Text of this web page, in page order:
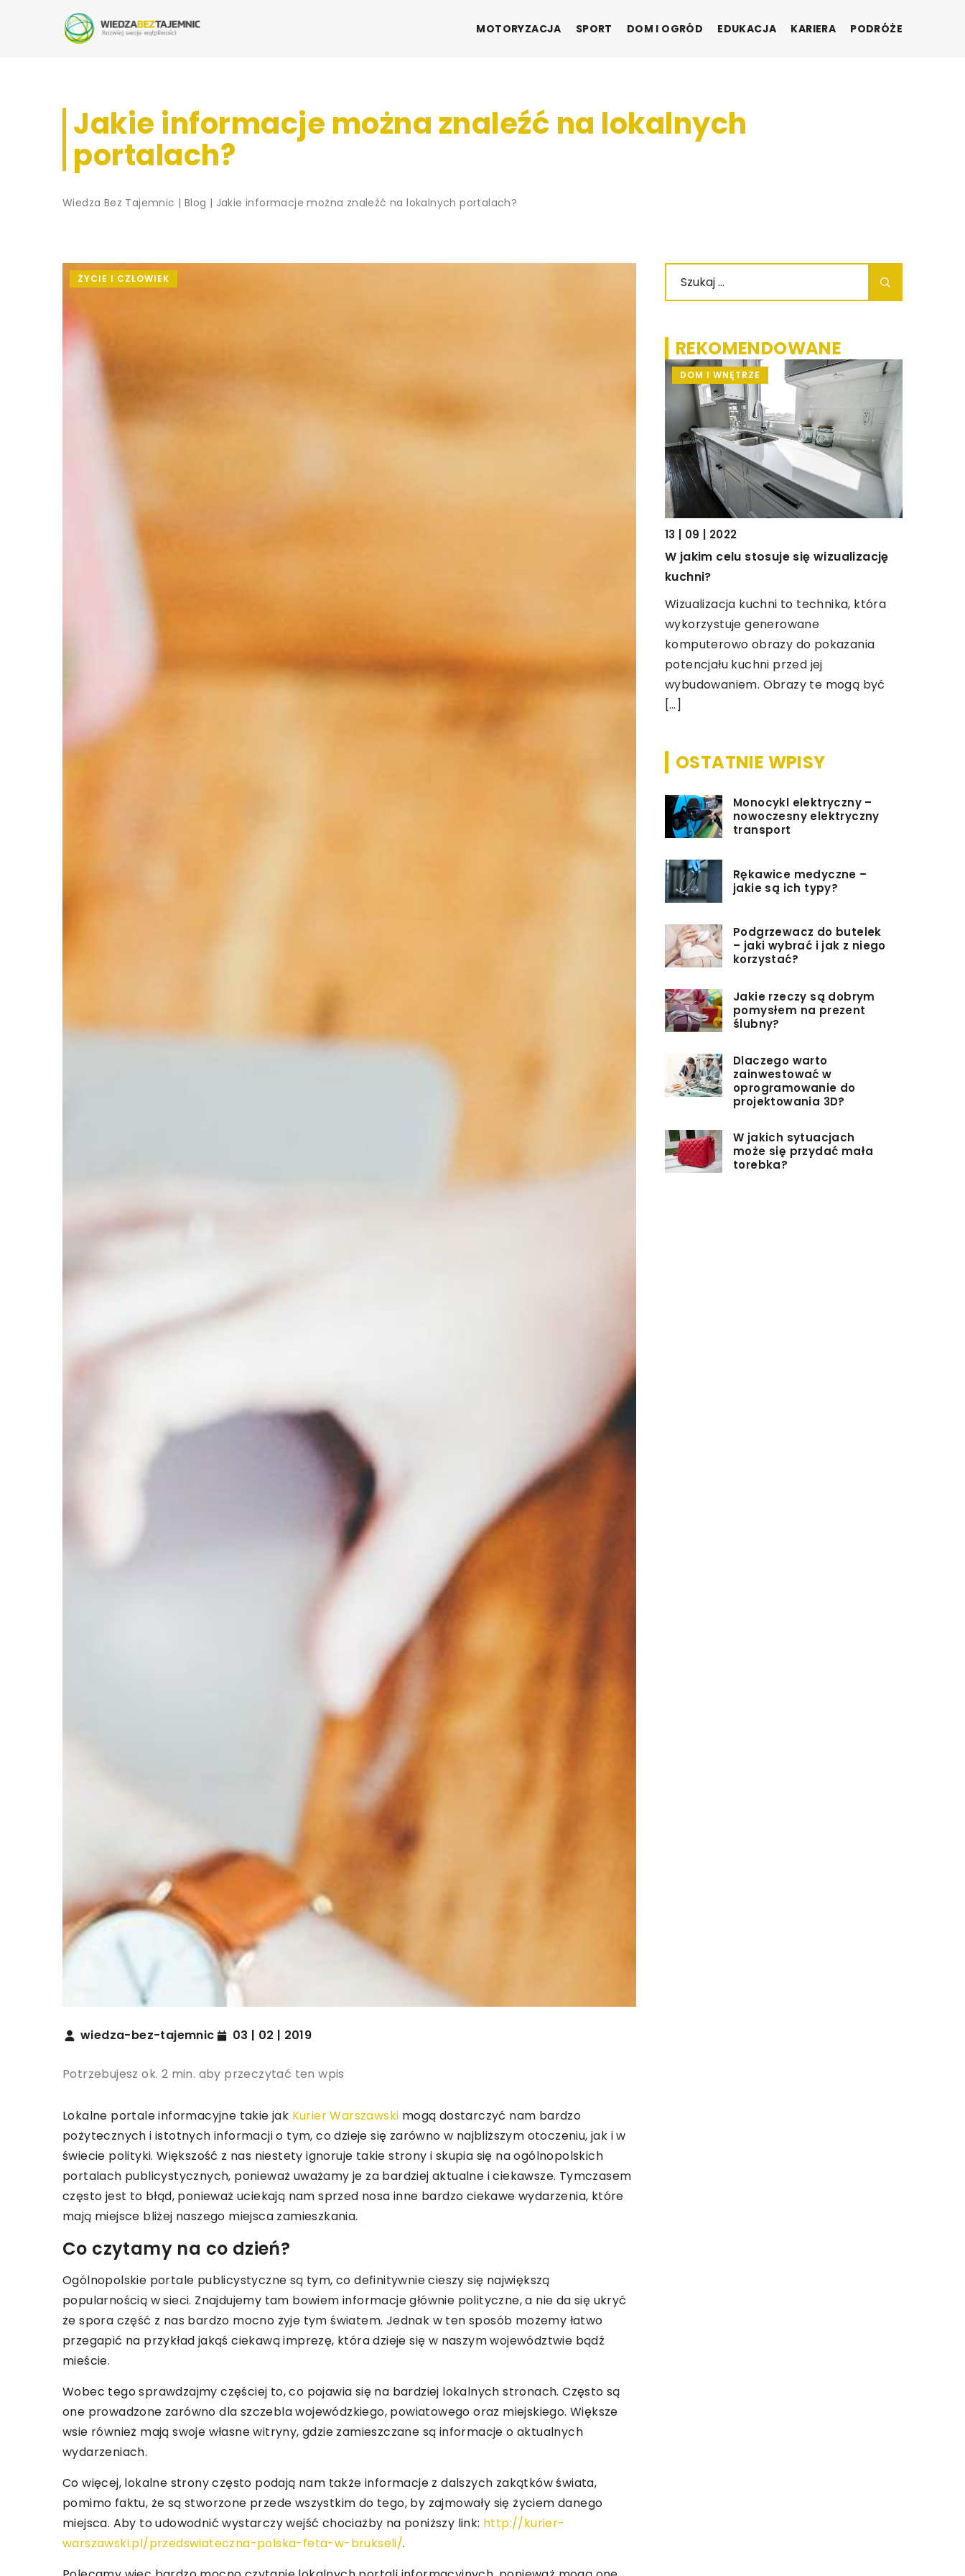
MOTORYZACJA SPORT DOM I OGRÓD EDUKACJA KARIERA PODRÓŻE
Jakie informacje można znaleźć na lokalnych
portalach?
Wiedza Bez Tajemnic | Blog | Jakie informacje można znaleźć na lokalnych portalach?
ŻYCIE I CZŁOWIEK
wiedza-bez-tajemnic 03 | 02 | 2019
Potrzebujesz ok. 2 min. aby przeczytać ten wpis
Lokalne portale informacyjne takie jak Kurier Warszawski mogą dostarczyć nam bardzo
pożytecznych i istotnych informacji o tym, co dzieje się zarówno w najbliższym otoczeniu, jak i w
świecie polityki. Większość z nas niestety ignoruje takie strony i skupia się na ogólnopolskich
portalach publicystycznych, ponieważ uważamy je za bardziej aktualne i ciekawsze. Tymczasem
często jest to błąd, ponieważ uciekają nam sprzed nosa inne bardzo ciekawe wydarzenia, które
mają miejsce bliżej naszego miejsca zamieszkania.
Co czytamy na co dzień?
Ogólnopolskie portale publicystyczne są tym, co definitywnie cieszy się największą
popularnością w sieci. Znajdujemy tam bowiem informacje głównie polityczne, a nie da się ukryć
że spora część z nas bardzo mocno żyje tym światem. Jednak w ten sposób możemy łatwo
przegapić na przykład jakąś ciekawą imprezę, która dzieje się w naszym województwie bądź
mieście.
Wobec tego sprawdzajmy częściej to, co pojawia się na bardziej lokalnych stronach. Często są
one prowadzone zarówno dla szczebla wojewódzkiego, powiatowego oraz miejskiego. Większe
wsie również mają swoje własne witryny, gdzie zamieszczane są informacje o aktualnych
wydarzeniach.
Co więcej, lokalne strony często podają nam także informacje z dalszych zakątków świata,
pomimo faktu, że są stworzone przede wszystkim do tego, by zajmowały się życiem danego
miejsca. Aby to udowodnić wystarczy wejść chociażby na poniższy link: http://kurier-
warszawski.pl/przedswiateczna-polska-feta-w-brukseli/.
REKOMENDOWANE
warto zastanowić się nad wyborem
modeli zabytkowych, które idealnie
gwarancja, że z […]
DOM I WNĘTRZE
13 | 09 | 2022
W jakim celu stosuje się wizualizację
kuchni?
Wizualizacja kuchni to technika, która
wykorzystuje generowane
komputerowo obrazy do pokazania
potencjału kuchni przed jej
wybudowaniem. Obrazy te mogą być
[…]
OSTATNIE WPISY
Monocykl elektryczny –
nowoczesny elektryczny
transport
Rękawice medyczne –
jakie są ich typy?
Podgrzewacz do butelek
– jaki wybrać i jak z niego
korzystać?
Jakie rzeczy są dobrym
pomysłem na prezent
ślubny?
Dlaczego warto
zainwestować w
oprogramowanie do
projektowania 3D?
W jakich sytuacjach
może się przydać mała
torebka?